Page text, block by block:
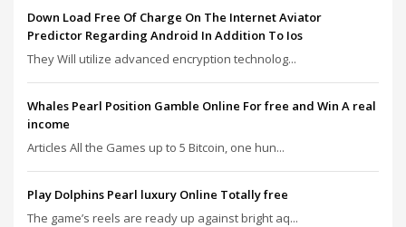
Down Load Free Of Charge On The Internet Aviator
Predictor Regarding Android In Addition To Ios
They Will utilize advanced encryption technolog...
Whales Pearl Position Gamble Online For free and Win A real
income
Articles All the Games up to 5 Bitcoin, one hun...
Play Dolphins Pearl luxury Online Totally free
The game’s reels are ready up against bright aq...